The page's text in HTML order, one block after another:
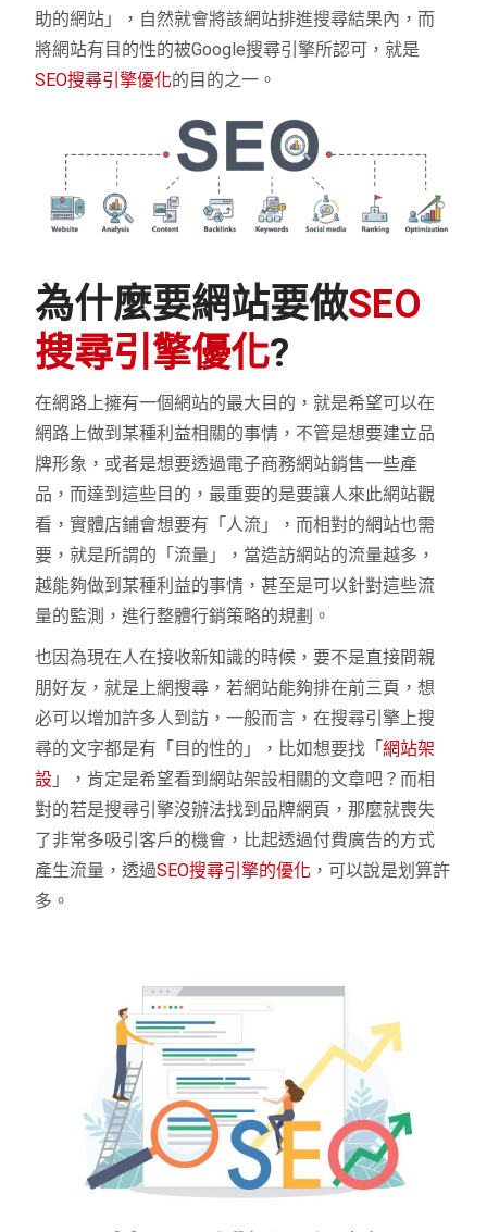
助的網站」，自然就會將該網站排進搜尋結果內，而
將網站有目的性的被Google搜尋引擎所認可，就是
SEO搜尋引擎優化的目的之一。
為什麼要網站要做SEO
搜尋引擎優化?
在網路上擁有一個網站的最大目的，就是希望可以在
網路上做到某種利益相關的事情，不管是想要建立品
牌形象，或者是想要透過電子商務網站銷售一些產
品，而達到這些目的，最重要的是要讓人來此網站觀
看，實體店鋪會想要有「人流」，而相對的網站也需
要，就是所謂的「流量」，當造訪網站的流量越多，
越能夠做到某種利益的事情，甚至是可以針對這些流
量的監測，進行整體行銷策略的規劃。
也因為現在人在接收新知識的時候，要不是直接問親
朋好友，就是上網搜尋，若網站能夠排在前三頁，想
必可以增加許多人到訪，一般而言，在搜尋引擎上搜
尋的文字都是有「目的性的」，比如想要找「網站架
設 」，肯定是希望看到網站架設相關的文章吧？而相
對的若是搜尋引擎沒辦法找到品牌網頁，那麼就喪失
了非常多吸引客戶的機會，比起透過付費廣告的方式
產生流量，透過SEO搜尋引擎的優化 ，可以說是划算許
多。